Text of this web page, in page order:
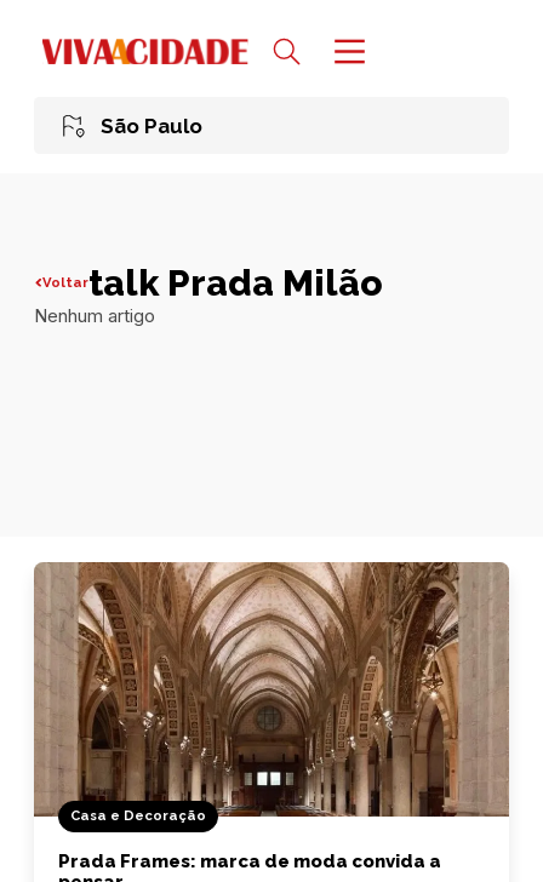
São Paulo
Voltartalk Prada Milão
Nenhum artigo
Casa e Decoração
Prada Frames: marca de moda convida a